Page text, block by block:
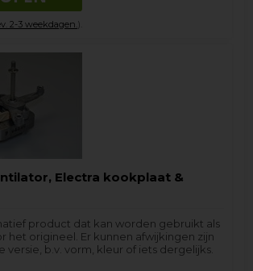
2-3 weekdagen. ).
Electra kookplaat &
product dat kan worden gebruikt als
het origineel. Er kunnen afwijkingen zijn
versie, b.v. vorm, kleur of iets dergelijks.